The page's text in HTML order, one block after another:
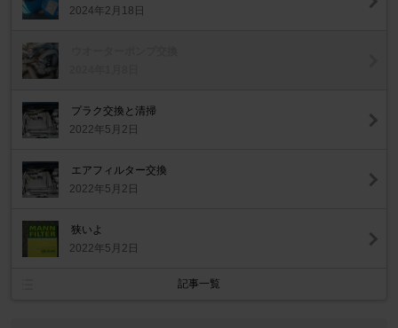
2024年2月18日
プラク交換と清掃
2022年5月2日
エアフィルター交換
2022年5月2日
狭いよ
2022年5月2日
記事一覧